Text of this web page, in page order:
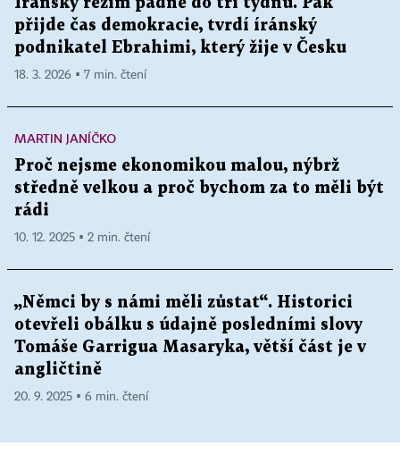
Íránský režim padne do tří týdnů. Pak
přijde čas demokracie, tvrdí íránský
podnikatel Ebrahimi, který žije v Česku
18. 3. 2026 ▪ 7 min. čtení
MARTIN JANÍČKO
Proč nejsme ekonomikou malou, nýbrž
středně velkou a proč bychom za to měli být
rádi
10. 12. 2025 ▪ 2 min. čtení
„Němci by s námi měli zůstat“. Historici
otevřeli obálku s údajně posledními slovy
Tomáše Garrigua Masaryka, větší část je v
angličtině
20. 9. 2025 ▪ 6 min. čtení